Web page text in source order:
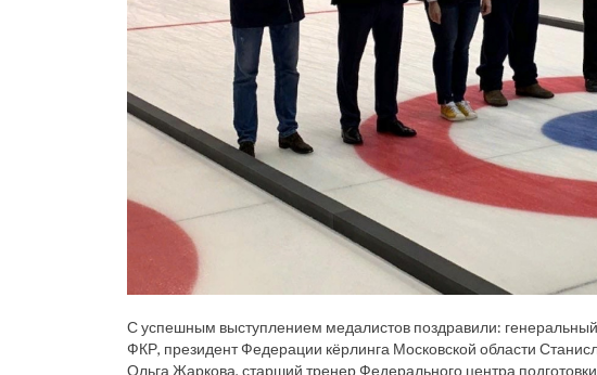
С успешным выступлением медалистов поздравили:
ФКР, президент Федерации кёрлинга Московской области
Ольга Жаркова, старший тренер Федерального центра